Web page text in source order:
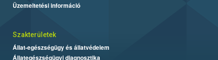
Üzemeltetési információ
Szakterületek
Állat-egészségügy és állatvédelem
Állategészségügyi diagnosztika